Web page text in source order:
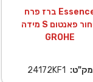
ברז פרח Essence
מידה S שחור פאנטום
GROHE
מק"ט: 24172KF1